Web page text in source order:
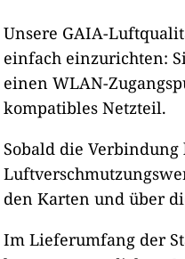
Unsere GAIA-
einfach einzurichten:
einen WLAN-
kompatibles Netzteil.
Sobald die
den Karten und über
Im Lieferumfang der